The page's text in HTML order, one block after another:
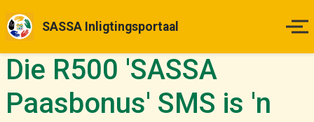
SASSA Inligtingsportaal
Tuisblad
Betalingsdatums
Die R500 'SASSA
Paasbonus' SMS is 'n